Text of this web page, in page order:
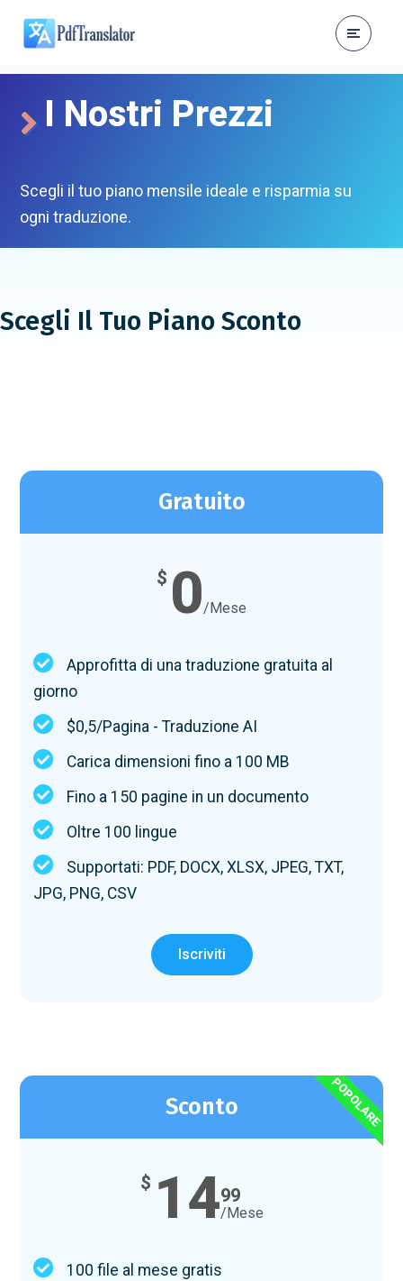
I Nostri Prezzi
Scegli il tuo piano mensile ideale e risparmia su
ogni traduzione.
Scegli Il Tuo Piano Sconto
Gratuito
$ 0/Mese
Approfitta di una traduzione gratuita al
giorno
$0,5/Pagina - Traduzione AI
Carica dimensioni fino a 100 MB
Fino a 150 pagine in un documento
Oltre 100 lingue
Supportati: PDF, DOCX, XLSX, JPEG, TXT,
JPG, PNG, CSV
Iscriviti
Sconto
$ 1499
/Mese
100 file al mese gratis
POPOLARE